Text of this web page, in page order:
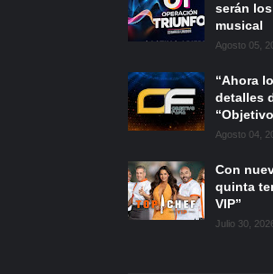
serán
musical
Agosto 05,
“Ahora
detalles
Agosto 04,
Con
quinta
VIP”
Julio 30,